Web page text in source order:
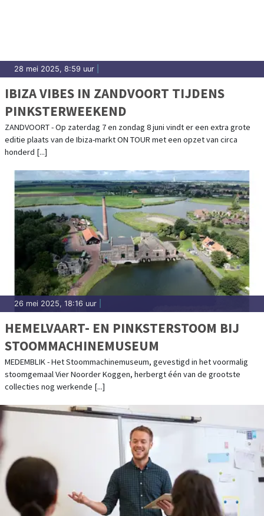
28 mei 2025, 8:59 uur
IBIZA VIBES IN ZANDVOORT TIJDENS
PINKSTERWEEKEND
ZANDVOORT - Op zaterdag 7 en zondag 8 juni vindt er een extra grote
editie plaats van de Ibiza-markt ON TOUR met een opzet van circa
honderd [...]
26 mei 2025, 18:16 uur
HEMELVAART- EN PINKSTERSTOOM BIJ
STOOMMACHINEMUSEUM
MEDEMBLIK - Het Stoommachinemuseum, gevestigd in het voormalig
stoomgemaal Vier Noorder Koggen, herbergt één van de grootste
collecties nog werkende [...]